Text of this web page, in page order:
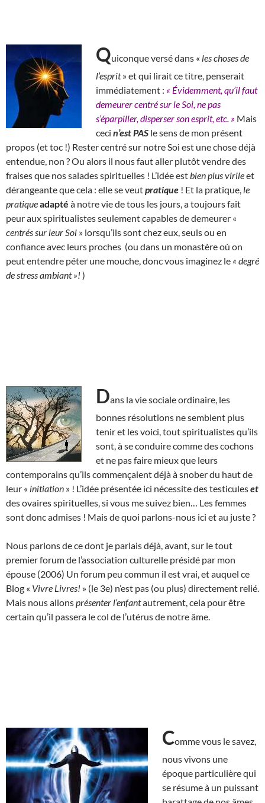
Quiconque versé dans « les choses de
l’esprit» et qui lirait ce titre, penserait
immédiatement : « Évidemment, qu’il faut
demeurer centré sur le Soi, ne pas
s’éparpiller, disperser son esprit, etc. » Mais
ceci n’est PAS le sens de mon présent
propos (et toc !) Rester centré sur notre Soi est une chose déjà
entendue, non ? Ou alors il nous faut aller plutôt vendre des
fraises que nos salades spirituelles ! L’idée est bien plus virileet
dérangeante que cela : elle se veutpratique ! Et la pratique, le
pratiqueadapté à notre vie de tous les jours, a toujours fait
peur aux spiritualistes seulement capables de demeurer «
centrés sur leur Soi » lorsqu’ils sont chez eux, seuls ou en
confiance avec leurs proches (ou dans un monastère où on
peut entendre péter une mouche, donc vous imaginez le « degré
de stress ambiant »! )
Dans la vie sociale ordinaire, les
bonnes résolutions ne semblent plus
tenir et les voici, tout spiritualistes qu’ils
sont, à se conduire comme des cochons
et ne pas faire mieux que leurs
contemporains qu’ils commençaient déjà à snober du haut de
leur « initiation » ! L’idée présentée ici nécessite des testiculeset
des ovaires spirituelles, si vous me suivez bien… Les femmes
sont donc admises ! Mais de quoi parlons-nous ici et au juste ?
Nous parlons de ce dont je parlais déjà, avant, sur le tout
premier forum de l’association culturelle présidé par mon
épouse (2006) Un forum peu commun il est vrai, et auquel ce
Blog « Vivre Livres! » (le 3e) n’est pas (ou plus) directement relié.
Mais nous allonsprésenter l’enfantautrement, cela pour être
certain qu’il passera le col de l’utérus de notre âme.
Comme vous le savez,
nous vivons une
époque particulière qui
se résume à un puissant